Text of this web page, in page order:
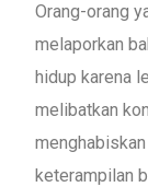
Orang-orang
melaporkan
hidup karena
melibatkan
keterampilan